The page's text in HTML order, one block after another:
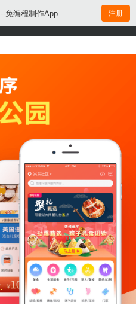
--免编程制作App 注册